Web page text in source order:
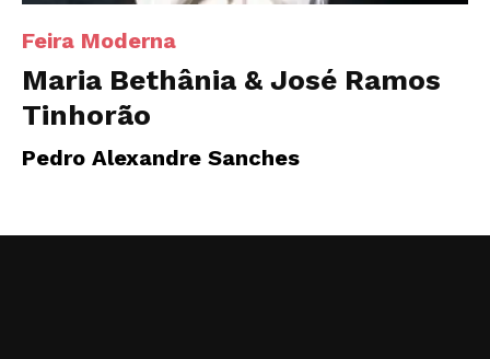
Feira Moderna
Maria Bethânia & José Ramos
Tinhorão
Pedro Alexandre Sanches